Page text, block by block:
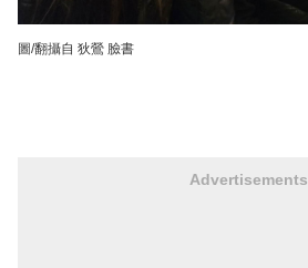
圖/翻攝自 狄鶯 臉書
Advertisements